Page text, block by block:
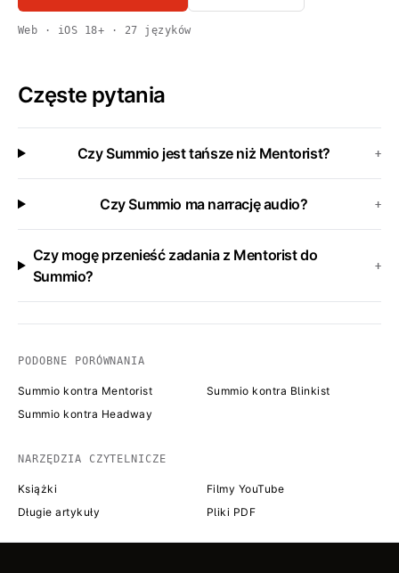
Web · iOS 18+ · 27 języków
Częste pytania
Czy Summio jest tańsze niż Mentorist? +
Czy Summio ma narrację audio? +
Czy mogę przenieść zadania z Mentorist do
Summio?
+
PODOBNE PORÓWNANIA
Summio kontra Mentorist
Summio kontra Blinkist
Summio kontra Headway
NARZĘDZIA CZYTELNICZE
Książki
Filmy YouTube
Długie artykuły
Pliki PDF